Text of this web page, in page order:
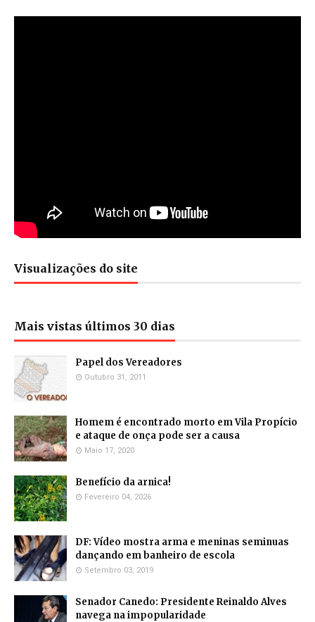
Visualizações do site
Mais vistas últimos 30 dias
Papel dos Vereadores
Outubro 31, 2011
Homem é encontrado morto em Vila Propício
e ataque de onça pode ser a causa
Maio 17, 2020
Benefício da arnica!
Fevereiro 04, 2026
DF: Vídeo mostra arma e meninas seminuas
dançando em banheiro de escola
Setembro 03, 2019
Senador Canedo: Presidente Reinaldo Alves
navega na impopularidade